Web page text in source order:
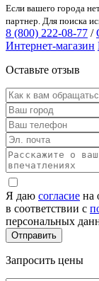
Если вашего города
партнер. Для поиска
8 (800) 222-08-77 /
Интернет-магазин
Оставьте отзыв
Я даю согласие на
в соответствии с
персональных
Запросить цены